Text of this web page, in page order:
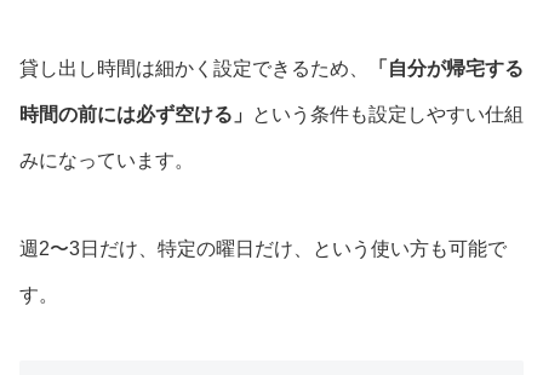
貸し出し時間は細かく設定できるため、 「自分が帰宅する
時間の前には必ず空ける」 という条件も設定しやすい仕組
みになっています。
週2〜3日だけ、特定の曜日だけ、という使い方も可能で
す。